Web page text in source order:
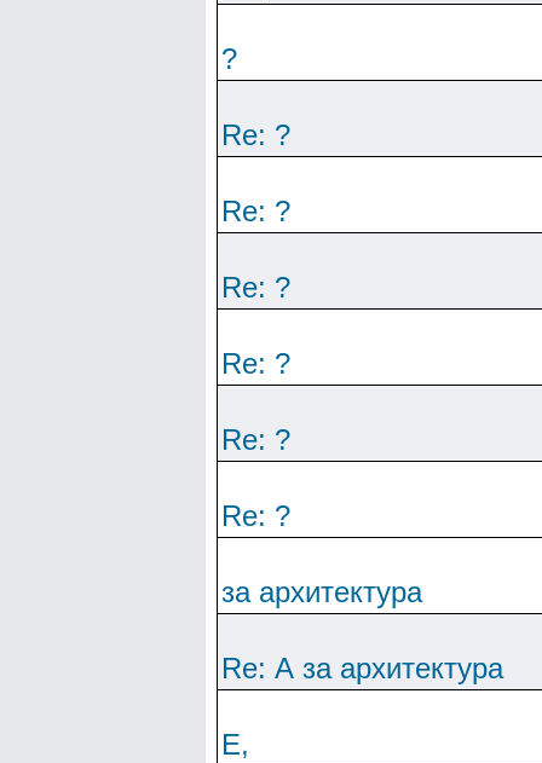
?
Re: ?
Re: ?
Re: ?
Re: ?
Re: ?
Re: ?
за архитектура
Re: А за архитектура
Е,